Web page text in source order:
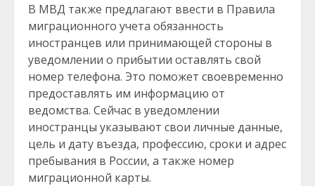
В МВД также предлагают ввести в Правила
миграционного учета обязанность
иностранцев или принимающей стороны в
уведомлении о прибытии оставлять свой
номер телефона. Это поможет своевременно
предоставлять им информацию от
ведомства. Сейчас в уведомлении
иностранцы указывают свои личные данные,
цель и дату въезда, профессию, сроки и адрес
пребывания в России, а также номер
миграционной карты.